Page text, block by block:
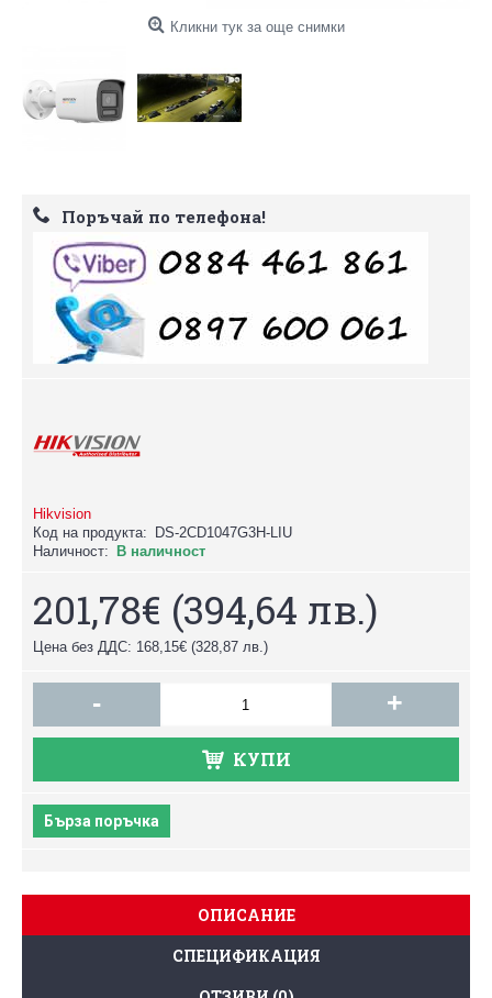
Кликни тук за още снимки
Поръчай по телефона!
Hikvision
Код на продукта:
DS-2CD1047G3H-LIU
Наличност:
В наличност
201,78€ (394,64 лв.)
Цена без ДДС: 168,15€ (328,87 лв.)
- +
КУПИ
Бърза поръчка
ОПИСАНИЕ
СПЕЦИФИКАЦИЯ